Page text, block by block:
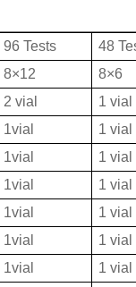
96 Tests 48
8×12 8×6
2 vial 1 vial
1vial 1 vial
1vial 1 vial
1vial 1 vial
1vial 1 vial
1vial 1 vial
1vial 1 vial